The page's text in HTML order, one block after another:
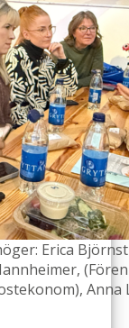
Erica